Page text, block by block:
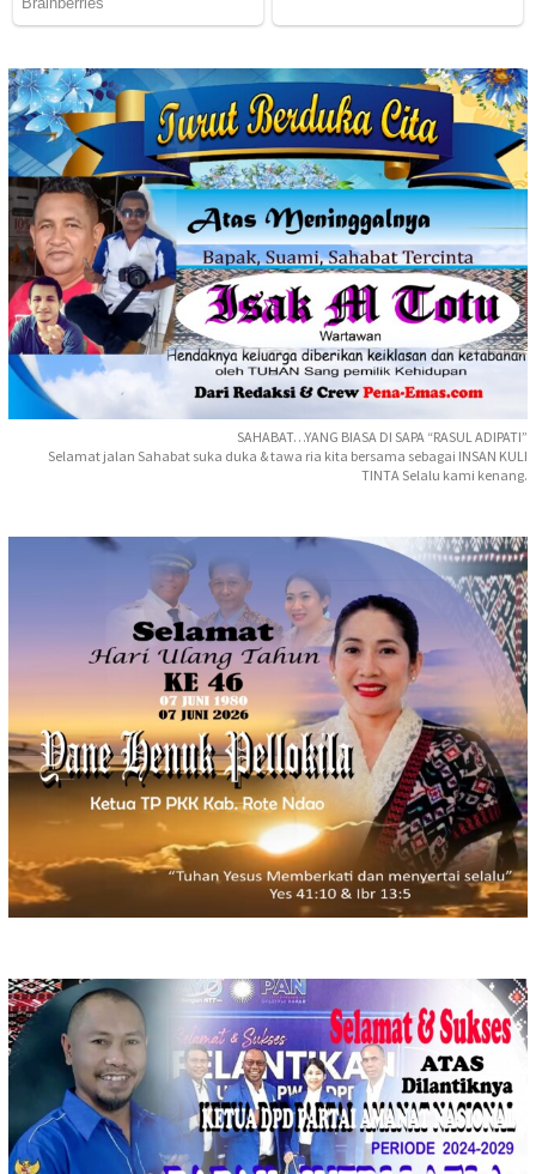
SAHABAT…YANG BIASA DI SAPA “RASUL ADIPATI”
Selamat jalan Sahabat suka duka & tawa ria kita bersama sebagai INSAN KULI
TINTA Selalu kami kenang.